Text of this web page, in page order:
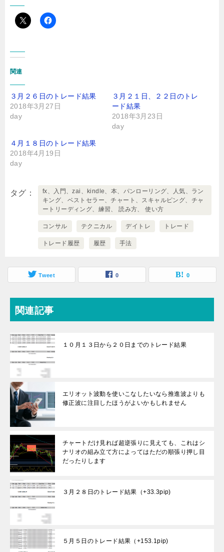
関連
３月２６日のトレード結果
2018年3月27日
day
３月２１日、２２日のトレ
ード結果
2018年3月23日
day
４月１８日のトレード結果
2018年4月19日
day
タグ
fx、入門、zai、kindle、本、パンローリング、人気、ラン
キング、ベストセラー、チャート、スキャルピング、チャ
ートリーディング、練習、 読み方、 使い方
コンサル テクニカル デイトレ トレード
トレード履歴 履歴 手法
Tweet 0 0
関連記事
１０月１３日から２０日までのトレード結果
エリオット波動を使いこなしたいなら推進波よりも
修正波に注目したほうがよいかもしれません
チャートだけ見れば超逆張りに見えても、これはシ
ナリオの組み立て方によってはただの順張り押し目
だったりします
３月２８日のトレード結果（+33.3pip)
５月５日のトレード結果（+153.1pip)